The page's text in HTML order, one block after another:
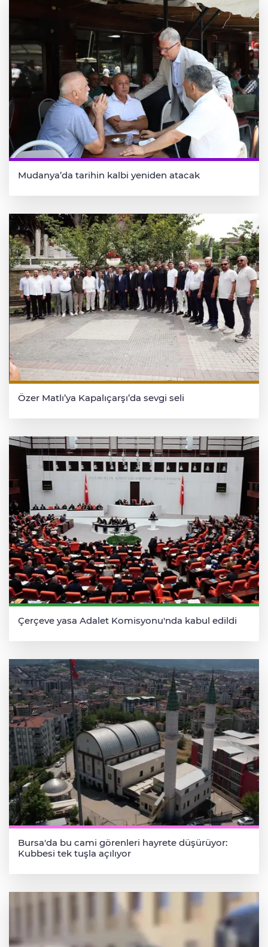
Mudanya’da tarihin kalbi yeniden atacak
Özer Matlı’ya Kapalıçarşı’da sevgi seli
Çerçeve yasa Adalet Komisyonu'nda kabul edildi
Bursa'da bu cami görenleri hayrete düşürüyor:
Kubbesi tek tuşla açılıyor